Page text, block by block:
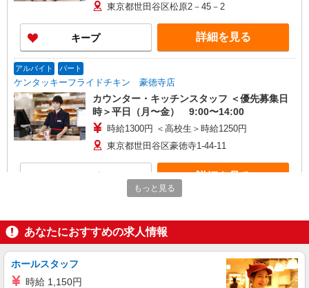
東京都世田谷区松原2－45－2
キープ 詳細を見る
アルバイト パート
ケンタッキーフライドチキン 豪徳寺店
カウンター・キッチンスタッフ ＜優先募集日
時＞平日（月〜金） 9:00〜14:00
時給1300円 ＜高校生＞時給1250円
東京都世田谷区豪徳寺1-44-11
詳細を見る
ケンタッキーフライドチキン 上野毛
カウンター・キッチンスタッフ
時給1300円
東京都世田谷区東京都世田谷区上野毛1-239-1
もっと見る
あなたにおすすめの求人情報
ホールスタッフ
時給 1,150円